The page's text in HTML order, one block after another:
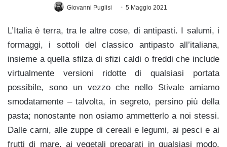
Giovanni Puglisi 5 Maggio 2021
L’Italia è terra, tra le altre cose, di antipasti. I salumi, i
formaggi, i sottoli del classico antipasto all’italiana,
insieme a quella sfilza di sfizi caldi o freddi che include
virtualmente versioni ridotte di qualsiasi portata
possibile, sono un vezzo che nello Stivale amiamo
smodatamente – talvolta, in segreto, persino più della
pasta; nonostante non osiamo ammetterlo a noi stessi.
Dalle carni, alle zuppe di cereali e legumi, ai pesci e ai
frutti di mare, ai vegetali preparati in qualsiasi modo,